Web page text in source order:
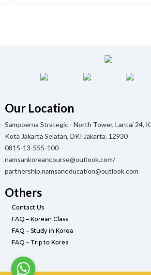
Our Location
Sampoerna Strategic - North Tower, Lantai 24,
Kota Jakarta Selatan, DKI Jakarta, 12930
0815-13-555-100
namsankoreancourse@outlook.com/
partnership.namsaneducation@outlook.com
Others
Contact Us
FAQ – Korean Class
FAQ – Study in Korea
FAQ – Trip to Korea